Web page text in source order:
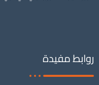
روابط مفيدة